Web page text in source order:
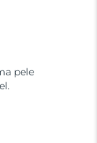
pele